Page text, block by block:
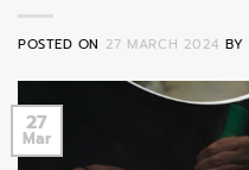
POSTED ON 27 MARCH 2024 BY
27
Mar